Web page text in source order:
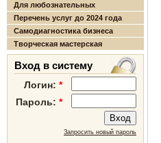
Для любознательных
Перечень услуг до 2024 года
Самодиагностика бизнеса
Творческая мастерская
Вход в систему
Логин: *
Пароль: *
Запросить новый пароль